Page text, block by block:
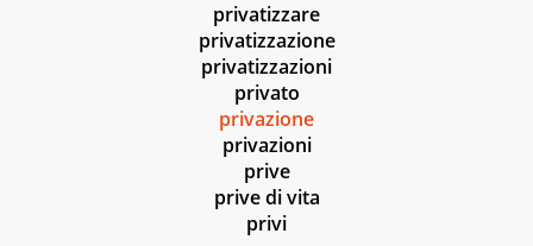
privatizzare
privatizzazione
privatizzazioni
privato
privazione
privazioni
prive
prive di vita
privi